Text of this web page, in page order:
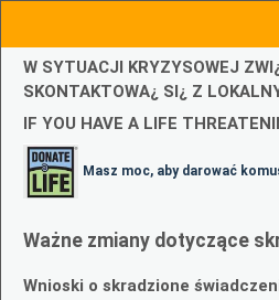
W SYTUACJI KRYZYSOWEJ
SKONTAKTOWA¿ SI¿ Z
IF YOU HAVE A LIFE
Masz moc, aby darować
Ważne zmiany dotyczące
Wnioski o skradzione